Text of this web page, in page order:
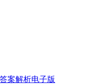
案解析电子版